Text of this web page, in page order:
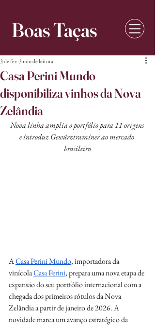
Boas Taças
Casa Perini Mundo
disponibiliza vinhos da Nova
Zelândia
3 de fev.3 min de leitura
Nova linha amplia o portfólio para 11 origens
e introduz Gewürztraminer ao mercado
brasileiro
A Casa Perini Mundo, importadora da
vinícola Casa Perini, prepara uma nova etapa de
expansão do seu portfólio internacional com a
chegada dos primeiros rótulos da Nova
Zelândia a partir de janeiro de 2026. A
novidade marca um avanço estratégico da